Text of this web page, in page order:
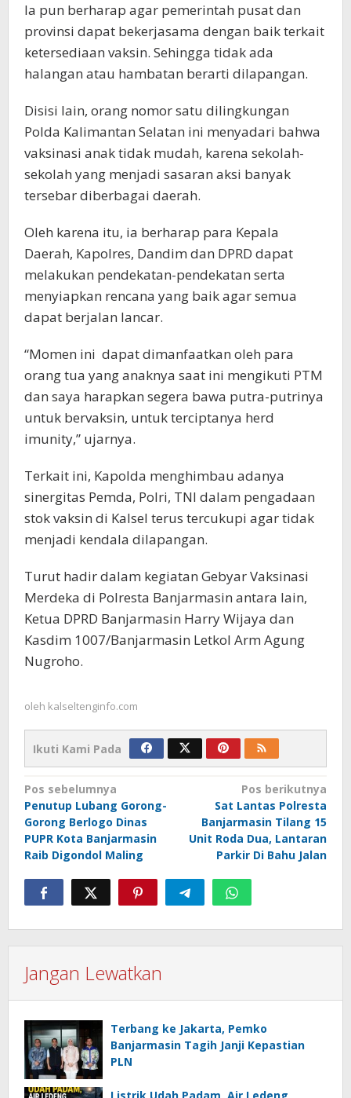
Ia pun berharap agar pemerintah pusat dan
provinsi dapat bekerjasama dengan baik terkait
ketersediaan vaksin. Sehingga tidak ada
halangan atau hambatan berarti dilapangan.
Disisi lain, orang nomor satu dilingkungan
Polda Kalimantan Selatan ini menyadari bahwa
vaksinasi anak tidak mudah, karena sekolah-
sekolah yang menjadi sasaran aksi banyak
tersebar diberbagai daerah.
Oleh karena itu, ia berharap para Kepala
Daerah, Kapolres, Dandim dan DPRD dapat
melakukan pendekatan-pendekatan serta
menyiapkan rencana yang baik agar semua
dapat berjalan lancar.
“Momen ini dapat dimanfaatkan oleh para
orang tua yang anaknya saat ini mengikuti PTM
dan saya harapkan segera bawa putra-putrinya
untuk bervaksin, untuk terciptanya herd
imunity,” ujarnya.
Terkait ini, Kapolda menghimbau adanya
sinergitas Pemda, Polri, TNI dalam pengadaan
stok vaksin di Kalsel terus tercukupi agar tidak
menjadi kendala dilapangan.
Turut hadir dalam kegiatan Gebyar Vaksinasi
Merdeka di Polresta Banjarmasin antara lain,
Ketua DPRD Banjarmasin Harry Wijaya dan
Kasdim 1007/Banjarmasin Letkol Arm Agung
Nugroho.
oleh kalseltenginfo.com
Ikuti Kami Pada
Navigasi
pos
Pos sebelumnya
Penutup Lubang Gorong-
Gorong Berlogo Dinas
PUPR Kota Banjarmasin
Raib Digondol Maling
Pos berikutnya
Sat Lantas Polresta
Banjarmasin Tilang 15
Unit Roda Dua, Lantaran
Parkir Di Bahu Jalan
Jangan Lewatkan
Terbang ke Jakarta, Pemko
Banjarmasin Tagih Janji Kepastian
PLN